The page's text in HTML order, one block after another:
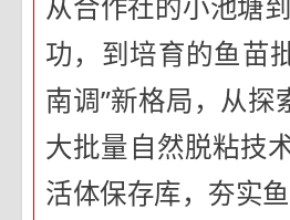
功，到培育的鱼苗
南调”新格局，从探
大批量自然脱粘技
活体保存库，夯实